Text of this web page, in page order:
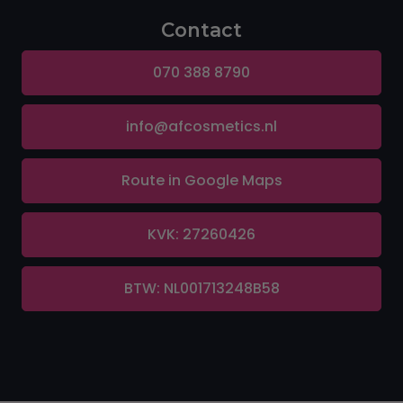
Contact
070 388 8790
info@afcosmetics.nl
Route in Google Maps
KVK: 27260426
BTW: NL001713248B58